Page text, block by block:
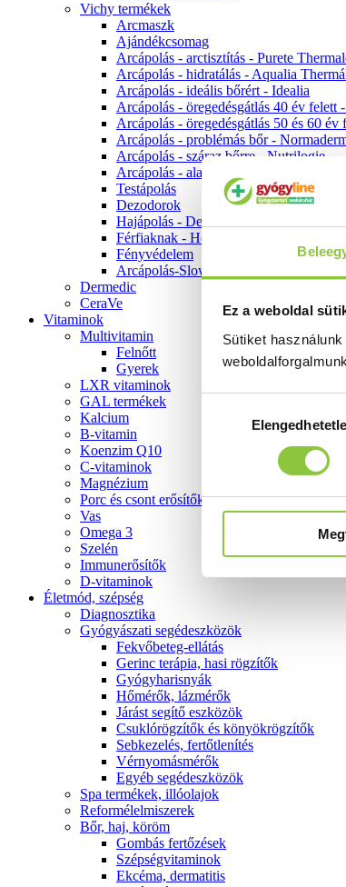
Ez a weboldal
Sütiket
kiválasztása
Vichy termékek
Arcmaszk
Ajándékcsomag
Arcápolás - arctisztítás - Purete
Arcápolás - hidratálás - Aqualia
Arcápolás - ideális bőrért - Idealia
Arcápolás - öregedésgátlás 40 év felett
Arcápolás - öregedésgátlás 50 és 60
Arcápolás - problémás bőr -
Arcápolás - száraz bőrre - Nutrilogie
Arcápolás - alapozók
Testápolás
Dezodorok
Hajápolás - Dercos
Férfiaknak - Homme
Fényvédelem
Arcápolás-Slow Age
Dermedic
CeraVe
Vitaminok
Multivitamin
Felnőtt
Gyerek
LXR vitaminok
GAL termékek
Kalcium
B-vitamin
Koenzim Q10
C-vitaminok
Magnézium
Porc és csont erősítők
Vas
Omega 3
Szelén
Immunerősítők
D-vitaminok
Életmód, szépség
Diagnosztika
Gyógyászati segédeszközök
Fekvőbeteg-ellátás
Gerinc terápia, hasi rögzítők
Gyógyharisnyák
Hőmérők, lázmérők
Járást segítő eszközök
Csuklórögzítők és könyökrögzítők
Sebkezelés, fertőtlenítés
Vérnyomásmérők
Egyéb segédeszközök
Spa termékek, illóolajok
Reformélelmiszerek
Bőr, haj, köröm
Gombás fertőzések
Szépségvitaminok
Ekcéma, dermatitis